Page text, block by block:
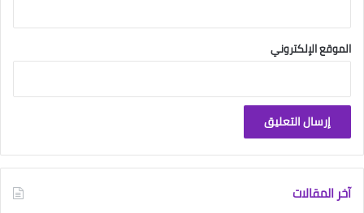
الموقع الإلكتروني
آخر المقالات